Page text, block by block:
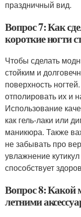
праздничный вид.
Вопрос 7: Как
короткие ногти
Чтобы сделать
стойким и
поверхность
отполировать их и
Использование
как гель-лаки или
маникюра. Также
не забывать про
увлажнение
способствует
Вопрос 8: Какой
летними